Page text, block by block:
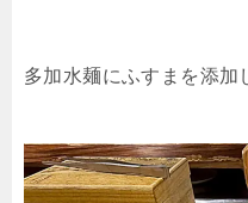
多加水麺にふすまを添加